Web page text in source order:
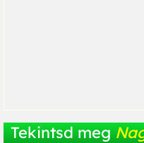
Tekintsd meg